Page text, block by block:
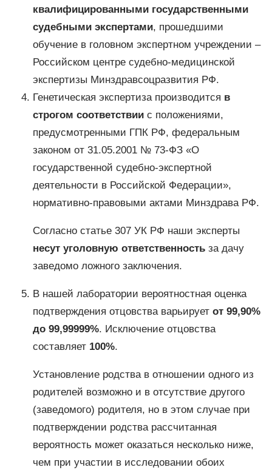
квалифицированными государственными
судебными экспертами, прошедшими
обучение в головном экспертном учреждении –
Российском центре судебно-медицинской
экспертизы Минздравсоцразвития РФ.
Генетическая экспертиза производится в
строгом соответствиис положениями,
предусмотренными ГПК РФ, федеральным
законом от 31.05.2001 № 73-ФЗ «О
государственной судебно-экспертной
деятельности в Российской Федерации»,
нормативно-правовыми актами Минздрава РФ.
Согласно статье 307 УК РФ наши эксперты
несут уголовную ответственностьза дачу
заведомо ложного заключения.
В нашей лаборатории вероятностная оценка
подтверждения отцовства варьирует от 99,90%
до 99,99999%. Исключение отцовства
составляет 100%.
Установление родства в отношении одного из
родителей возможно и в отсутствие другого
(заведомого) родителя, но в этом случае при
подтверждении родства рассчитанная
вероятность может оказаться несколько ниже,
чем при участии в исследовании обоих